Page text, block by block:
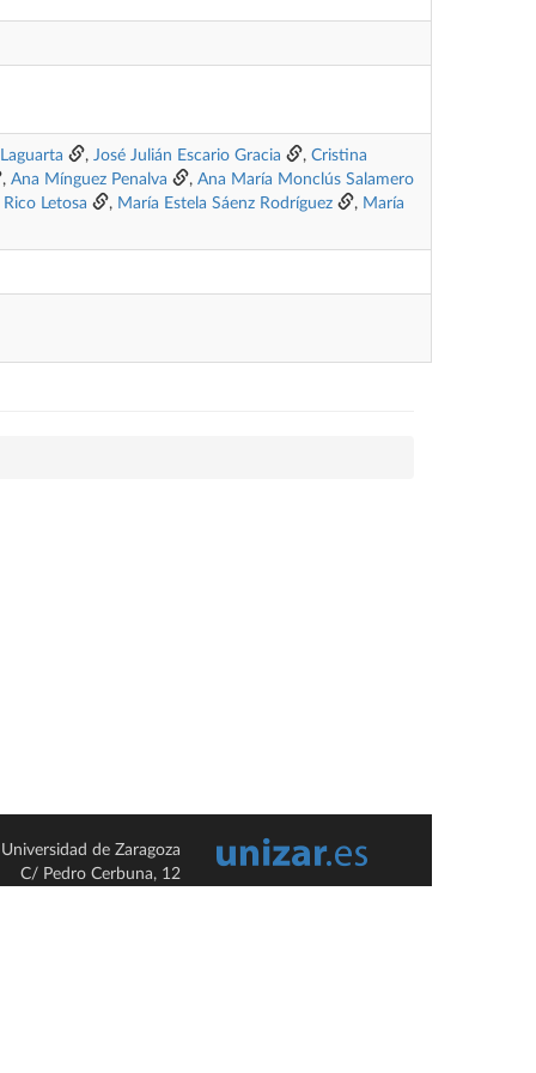
, José Julián Escario Gracia , Cristina
, Ana Mínguez Penalva , Ana María Monclús Salamero
Rico Letosa
, María Estela Sáenz Rodríguez , María
Universidad de Zaragoza
C/ Pedro Cerbuna, 12